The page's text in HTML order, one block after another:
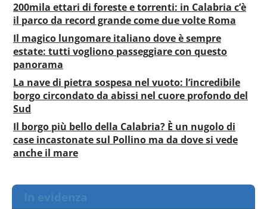
200mila ettari di foreste e torrenti: in Calabria c’è
il parco da record grande come due volte Roma
Il magico lungomare italiano dove è sempre
estate: tutti vogliono passeggiare con questo
panorama
La nave di pietra sospesa nel vuoto: l’incredibile
borgo circondato da abissi nel cuore profondo del
Sud
Il borgo più bello della Calabria? È un nugolo di
case incastonate sul Pollino ma da dove si vede
anche il mare
In evidenza